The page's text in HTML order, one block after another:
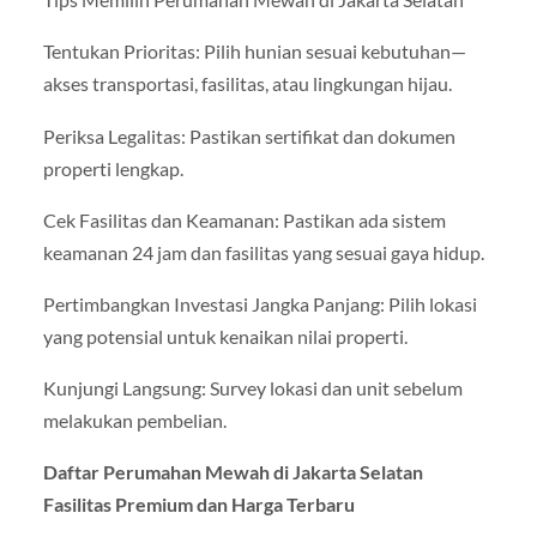
Tentukan Prioritas: Pilih hunian sesuai kebutuhan—
akses transportasi, fasilitas, atau lingkungan hijau.
Periksa Legalitas: Pastikan sertifikat dan dokumen
properti lengkap.
Cek Fasilitas dan Keamanan: Pastikan ada sistem
keamanan 24 jam dan fasilitas yang sesuai gaya hidup.
Pertimbangkan Investasi Jangka Panjang: Pilih lokasi
yang potensial untuk kenaikan nilai properti.
Kunjungi Langsung: Survey lokasi dan unit sebelum
melakukan pembelian.
Daftar Perumahan Mewah di Jakarta Selatan
Fasilitas Premium dan Harga Terbaru